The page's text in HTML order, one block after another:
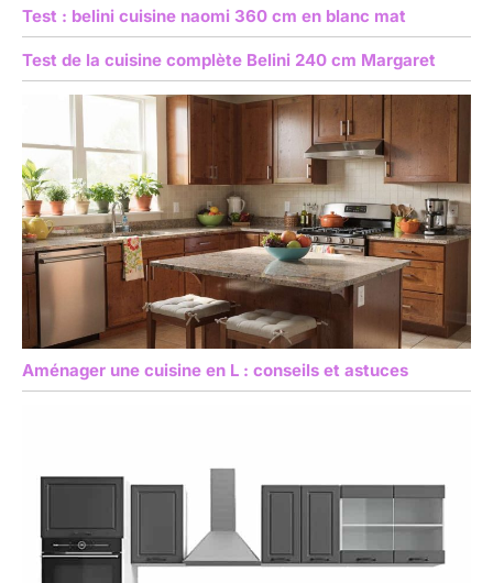
Test : belini cuisine naomi 360 cm en blanc mat
Test de la cuisine complète Belini 240 cm Margaret
Aménager une cuisine en L : conseils et astuces